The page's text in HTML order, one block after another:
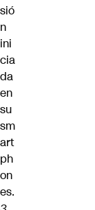
sió
n
ini
cia
da
en
su
sm
art
ph
on
es.